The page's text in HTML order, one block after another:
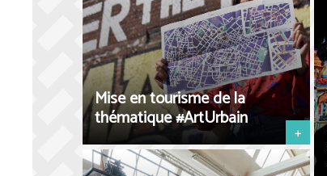
Mise en tourisme de la
thématique #ArtUrbain
+